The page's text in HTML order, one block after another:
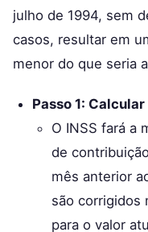
julho de 1994, sem
casos, resultar em
menor do que seria
Passo 1:
O INSS fará a
de
mês anterior
são corrigidos
para o valor